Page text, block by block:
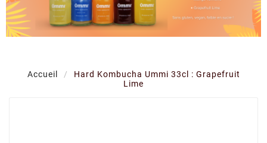
Accueil
Hard Kombucha Ummi 33cl : Grapefruit
Lime